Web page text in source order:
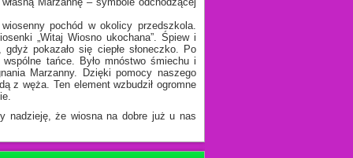
pochód w okolicy przedszkola.
„Witaj Wiosno ukochana”. Śpiew i
pokazało się ciepłe słoneczko. Po
tańce. Było mnóstwo śmiechu i
Marzanny. Dzięki pomocy naszego
z węża. Ten element wzbudził ogromne
nadzieję, że wiosna na dobre już u nas